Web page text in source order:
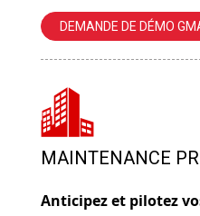
DEMANDE DE DÉMO
MAINTENANCE
Anticipez et pilotez